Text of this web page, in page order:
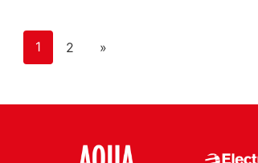
1 2 »